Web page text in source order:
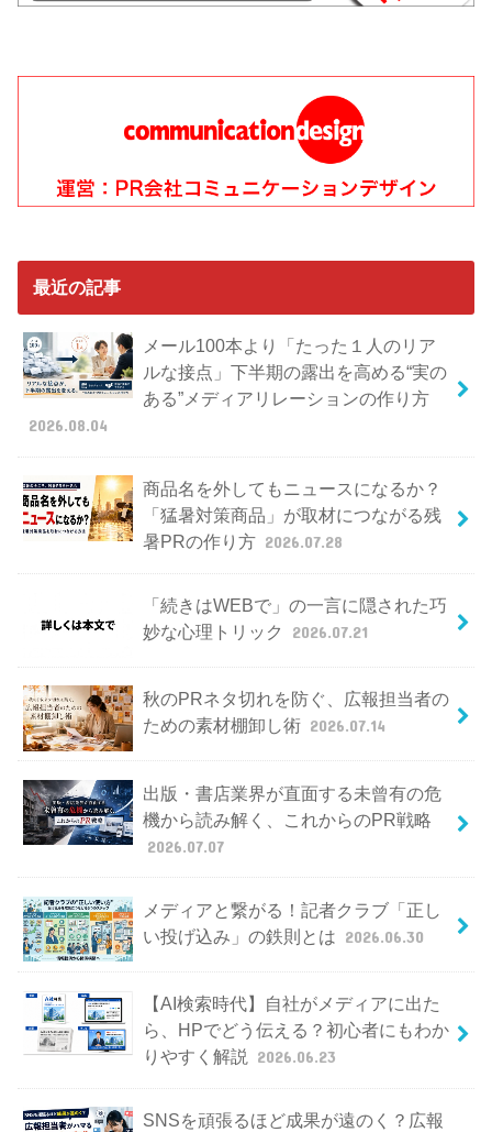
最近の記事
メール100本より「たった１人のリア
ルな接点」下半期の露出を高める“実の
ある”メディアリレーションの作り方
2026.08.04
商品名を外してもニュースになるか？
「猛暑対策商品」が取材につながる残
暑PRの作り方 2026.07.28
「続きはWEBで」の一言に隠された巧
妙な心理トリック
2026.07.21
秋のPRネタ切れを防ぐ、広報担当者の
ための素材棚卸し術 2026.07.14
出版・書店業界が直面する未曾有の危
機から読み解く、これからのPR戦略
2026.07.07
メディアと繋がる！記者クラブ「正し
い投げ込み」の鉄則とは 2026.06.30
【AI検索時代】自社がメディアに出た
ら、HPでどう伝える？初心者にもわか
りやすく解説
2026.06.23
SNSを頑張るほど成果が遠のく？広報